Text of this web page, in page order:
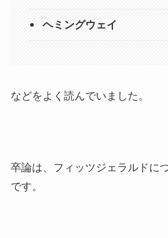
ヘミングウェイ
などをよく読んでいました。
卒論は、フィッツジェラルドに
です。